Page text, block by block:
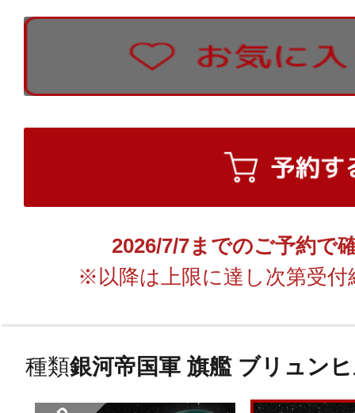
2026/7/7までのご予約で
※以降は上限に達し次第受付
種類銀河帝国軍 旗艦 ブリュン